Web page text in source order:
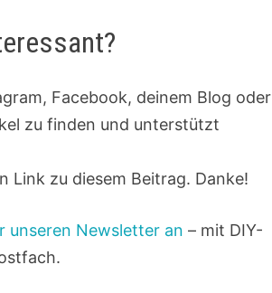
Facebook, deinem Blog oder
zu finden und unterstützt
Link zu diesem Beitrag. Danke!
unseren Newsletter an – mit DIY-